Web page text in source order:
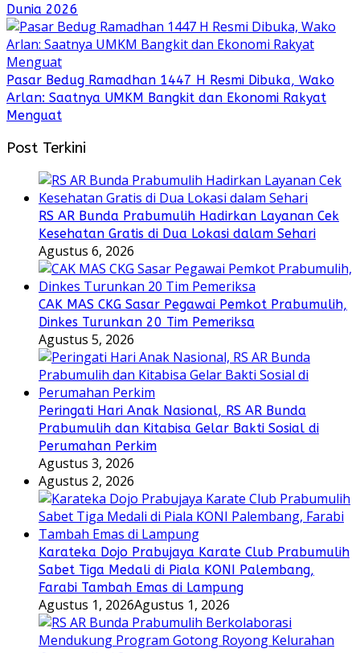
Dunia 2026
Pasar Bedug Ramadhan 1447 H Resmi Dibuka, Wako
Arlan: Saatnya UMKM Bangkit dan Ekonomi Rakyat
Menguat
Post Terkini
RS AR Bunda Prabumulih Hadirkan Layanan Cek
Kesehatan Gratis di Dua Lokasi dalam Sehari
Agustus 6, 2026
CAK MAS CKG Sasar Pegawai Pemkot Prabumulih,
Dinkes Turunkan 20 Tim Pemeriksa
Agustus 5, 2026
Peringati Hari Anak Nasional, RS AR Bunda
Prabumulih dan Kitabisa Gelar Bakti Sosial di
Perumahan Perkim
Agustus 3, 2026
Agustus 2, 2026
Karateka Dojo Prabujaya Karate Club Prabumulih
Sabet Tiga Medali di Piala KONI Palembang,
Farabi Tambah Emas di Lampung
Agustus 1, 2026Agustus 1, 2026